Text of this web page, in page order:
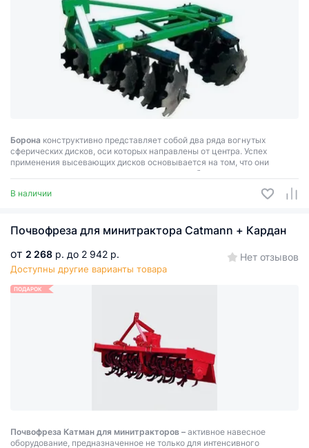
Борона конструктивно представляет собой два ряда вогнутых
сферических дисков, оси которых направлены от центра. Успех
применения высевающих дисков основывается на том, что они
спроектированы для оптимального открытия борозды.
В наличии
Почвофреза для минитрактора Catmann + Кардан
от 2 268 р. до 2 942 р.
Доступны другие варианты товара
Нет отзывов
ПОДАРОК
Почвофреза Катман для минитракторов – активное навесное
оборудование, предназначенное не только для интенсивного